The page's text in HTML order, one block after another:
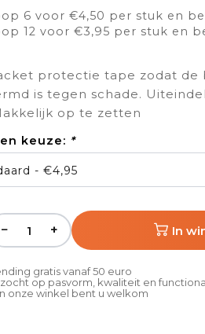
6 voor €4,50 per stuk en
12 voor €3,95 per stuk en
protectie tape zodat de
is tegen schade.
op te zetten
keuze: *
- €4,95
− + In
gratis vanaf 50 euro
op pasvorm, kwaliteit en
onze winkel bent u welkom